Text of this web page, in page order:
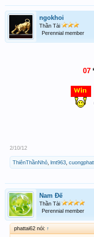
ngokhoi
Thần Tài
Perennial member
07
2/10/12
ThiênThầnNhỏ lmt963
Nam Đế
Thần Tài
Perennial member
phattai62 nói: ↑